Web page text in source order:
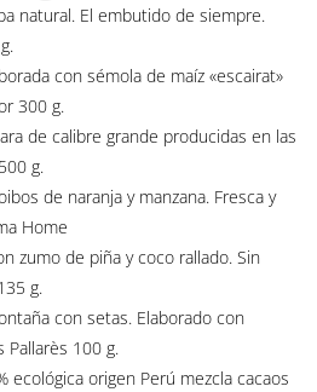
natural. El embutido de siempre.
con sémola de maíz «escairat»
300 g.
de calibre grande producidas en las
g.
de naranja y manzana. Fresca y
Home
zumo de piña y coco rallado. Sin
g.
con setas. Elaborado con
Pallarès 100 g.
ecológica origen Perú mezcla cacaos